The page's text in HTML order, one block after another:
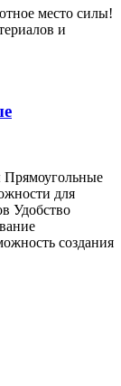
место силы!
и
Прямоугольные
для
Удобство
создания